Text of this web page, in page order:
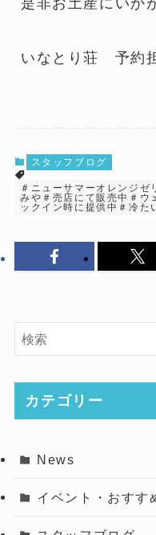
いなとり荘 予約
スタッフブログ
＃ニューサマーオレンジゼ
みや＃売店にて販売中＃ウ
ックイン時に提供中＃冷た
カテゴリー
News
イベント・おすす